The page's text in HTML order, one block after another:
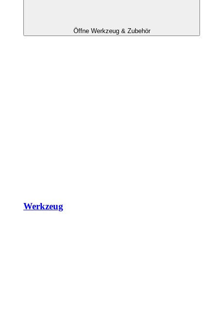
Öffne Werkzeug & Zubehör
Werkzeug